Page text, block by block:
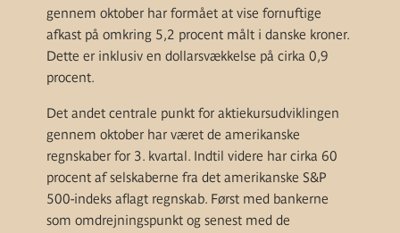
gennem oktober har formået at vise fornuftige
afkast på omkring 5,2 procent målt i danske kroner.
Dette er inklusiv en dollarsvækkelse på cirka 0,9
procent.
Det andet centrale punkt for aktiekursudviklingen
gennem oktober har været de amerikanske
regnskaber for 3. kvartal. Indtil videre har cirka 60
procent af selskaberne fra det amerikanske S&P
500-indeks aflagt regnskab. Først med bankerne
som omdrejningspunkt og senest med de